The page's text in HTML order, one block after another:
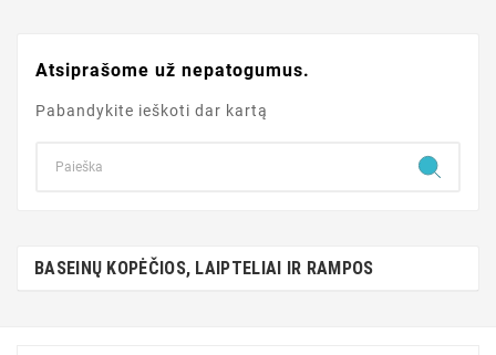
Atsiprašome už nepatogumus.
Pabandykite ieškoti dar kartą
BASEINŲ KOPĖČIOS, LAIPTELIAI IR RAMPOS